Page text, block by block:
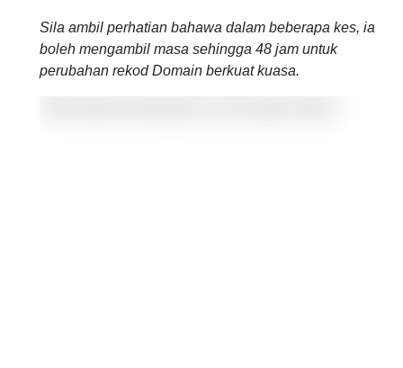
Sila ambil perhatian bahawa dalam beberapa kes, ia
boleh mengambil masa sehingga 48 jam untuk
perubahan rekod Domain berkuat kuasa.